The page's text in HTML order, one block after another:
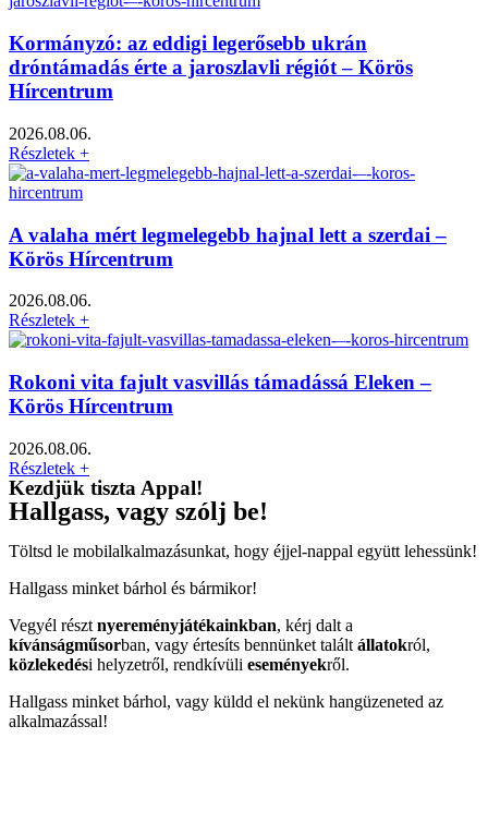
Kormányzó: az eddigi legerősebb ukrán
dróntámadás érte a jaroszlavli régiót – Körös
Hírcentrum
2026.08.06.
Részletek +
A valaha mért legmelegebb hajnal lett a szerdai –
Körös Hírcentrum
2026.08.06.
Részletek +
Rokoni vita fajult vasvillás támadássá Eleken –
Körös Hírcentrum
2026.08.06.
Részletek +
Kezdjük tiszta Appal!
Hallgass, vagy szólj be!
Töltsd le mobilalkalmazásunkat, hogy éjjel-nappal együtt lehessünk!
Hallgass minket bárhol és bármikor!
Vegyél részt nyereményjátékainkban, kérj dalt a
kívánságműsorban, vagy értesíts bennünket talált állatokról,
közlekedési helyzetről, rendkívüli eseményekről.
Hallgass minket bárhol, vagy küldd el nekünk hangüzeneted az
alkalmazással!